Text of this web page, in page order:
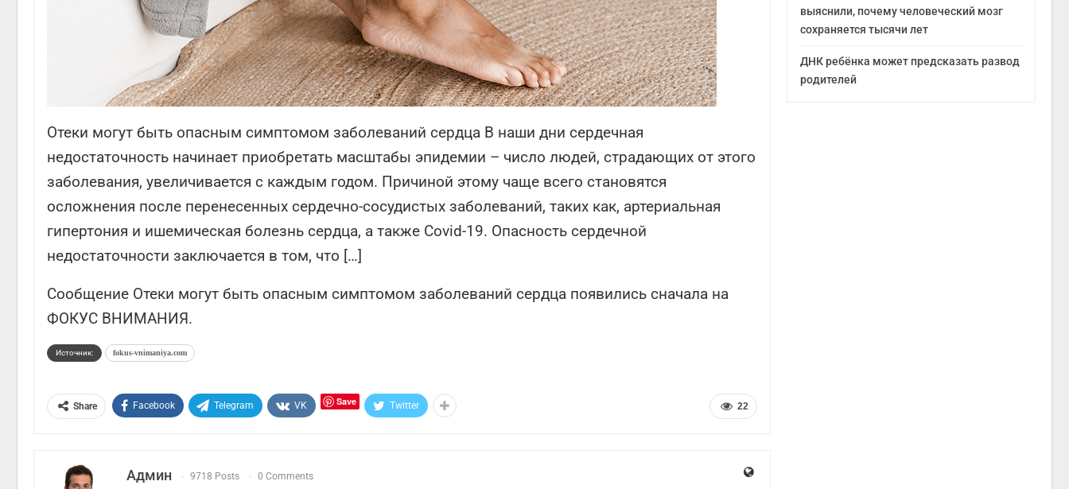
Отеки могут быть опасным симптомом заболеваний сердца В наши дни сердечная
недостаточность начинает приобретать масштабы эпидемии – число людей, страдающих от этого
заболевания, увеличивается с каждым годом. Причиной этому чаще всего становятся
осложнения после перенесенных сердечно-сосудистых заболеваний, таких как, артериальная
гипертония и ишемическая болезнь сердца, а также Covid-19. Опасность сердечной
недостаточности заключается в том, что […]
Сообщение Отеки могут быть опасным симптомом заболеваний сердца появились сначала на
ФОКУС ВНИМАНИЯ.
Источник: fokus-vnimaniya.com
22
Share Facebook Telegram VK Save Twitter
Админ 9718 Posts 0 Comments
выяснили, почему человеческий мозг
сохраняется тысячи лет
ДНК ребёнка может предсказать развод
родителей